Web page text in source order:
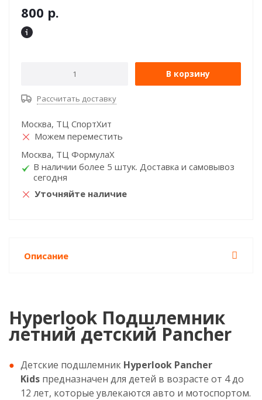
800 р.
В корзину
Рассчитать доставку
Москва, ТЦ СпортХит
Можем переместить
Москва, ТЦ ФормулаХ
В наличии более 5 штук. Доставка и самовывоз
сегодня
Уточняйте наличие
Описание
Hyperlook Подшлемник
летний детский Pancher
Детские подшлемник Hyperlook Pancher
Kids предназначен для детей в возрасте от 4 до
12 лет, которые увлекаются авто и мотоспортом.